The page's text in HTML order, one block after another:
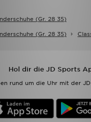
(gr. 28 35)
(gr. 28 35)
Hol dir die JD Sports
rund um die Uhr mit der